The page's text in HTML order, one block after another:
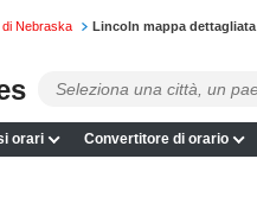
di Nebraska Lincoln mappa dettagliata
orari Convertitore di orario